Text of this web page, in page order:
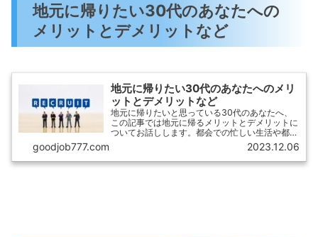
地元に帰りたい30代のあなたへの
メリットとデメリットなど
地元に帰りたい30代のあなたへのメリ
ットとデメリットなど
地元に帰りたいと思っている30代のあなたへ、
この記事では地元に帰るメリットとデメリットに
ついてお話しします。都会での忙しい生活や都会
ならではのストレスから逃れて、地元での暮らし
を考える方も多いのではないでしょうか？地元に
帰ることで過ごしやすい生活や、お金の貯蓄、ま
goodjob777.com 2023.12.06